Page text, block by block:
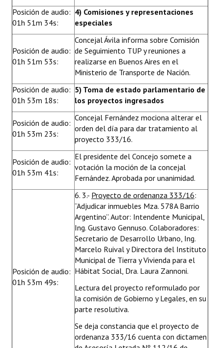
Posición de audio:
01h 51m 34s:
4) Comisiones y representaciones
especiales
Posición de audio:
01h 51m 53s:
Concejal Ávila informa sobre Comisión
de Seguimiento TUP y reuniones a
realizarse en Buenos Aires en el
Ministerio de Transporte de Nación.
Posición de audio:
01h 53m 18s:
5) Toma de estado parlamentario de
los proyectos ingresados
Posición de audio:
01h 53m 23s:
Concejal Fernández mociona alterar el
orden del día para dar tratamiento al
proyecto 333/16.
Posición de audio:
01h 53m 41s:
El presidente del Concejo somete a
votación la moción de la concejal
Fernández. Aprobada por unanimidad.
Posición de audio:
01h 53m 49s:
6. 3.- Proyecto de ordenanza 333/16:
“Adjudicar inmuebles Mza. 578A Barrio
Argentino”. Autor: Intendente Municipal,
Ing. Gustavo Gennuso. Colaboradores:
Secretario de Desarrollo Urbano, Ing.
Marcelo Ruival y Directora del Instituto
Municipal de Tierra y Vivienda para el
Hábitat Social, Dra. Laura Zannoni.
Lectura del proyecto reformulado por
la comisión de Gobierno y Legales, en su
parte resolutiva.
Se deja constancia que el proyecto de
ordenanza 333/16 cuenta con dictamen